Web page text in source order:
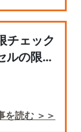
ェック
ルの限界
を読む ＞＞